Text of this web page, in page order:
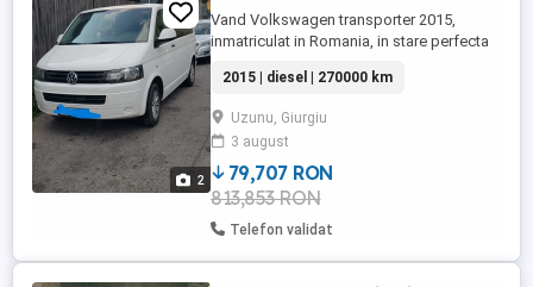
2
Vand Volkswagen transporter 2015,
inmatriculat in Romania, in stare perfecta
schimburile facute la timp,toate actele in
regula. Pentru mai multe detalii nu ezita sa
ma contactezi.
2015 | diesel | 270000 km
Uzunu, Giurgiu
3 august
79,707 RON
813,853 RON
Telefon validat